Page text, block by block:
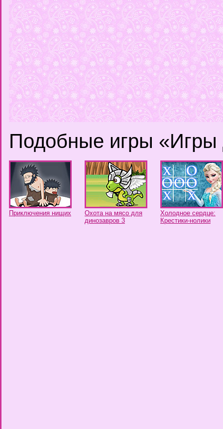
Подобные игры «Игры
Приключения нищих
Охота на мясо для
динозавров 3
Холодное сердце:
Крестики-нолики